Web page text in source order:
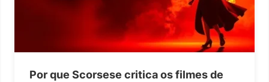
Por que Scorsese critica os filmes de